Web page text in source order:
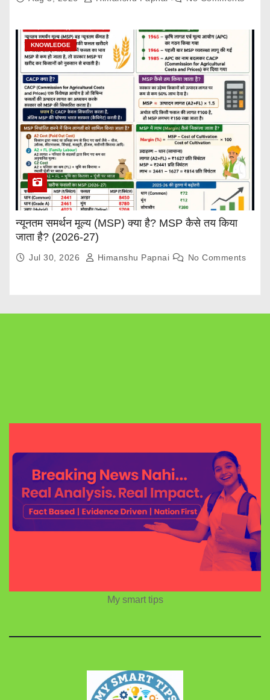
KNOWLEDGE
न्यूनतम समर्थन मूल्य (MSP) क्या है? MSP कैसे तय किया
जाता है? (2026-27)
Jul 30, 2026 Himanshu Papnai No Comments
My smart tips